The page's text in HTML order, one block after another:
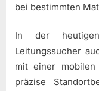
bei bestimmten
In der
Leitungssucher
mit einer
präzise